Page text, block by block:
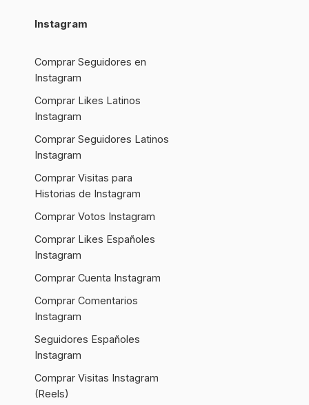
Instagram
Comprar Seguidores en
Instagram
Comprar Likes Latinos
Instagram
Comprar Seguidores Latinos
Instagram
Comprar Visitas para
Historias de Instagram
Comprar Votos Instagram
Comprar Likes Españoles
Instagram
Comprar Cuenta Instagram
Comprar Comentarios
Instagram
Seguidores Españoles
Instagram
Comprar Visitas Instagram
(Reels)